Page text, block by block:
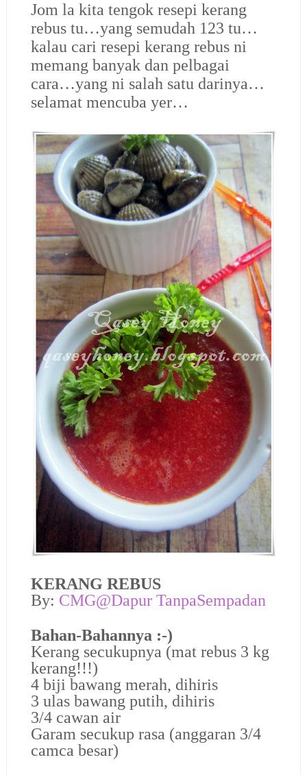
Jom la kita tengok resepi kerang
rebus tu…yang semudah 123 tu…
kalau cari resepi kerang rebus ni
memang banyak dan pelbagai
cara…yang ni salah satu darinya…
selamat mencuba yer…
KERANG REBUS
By: CMG@Dapur TanpaSempadan
Bahan-Bahannya :-)
Kerang secukupnya (mat rebus 3 kg
kerang!!!)
4 biji bawang merah, dihiris
3 ulas bawang putih, dihiris
3/4 cawan air
Garam secukup rasa (anggaran 3/4
camca besar)